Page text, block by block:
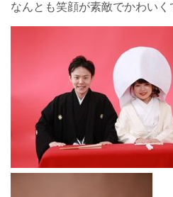
なんとも笑顔が素敵でかわい